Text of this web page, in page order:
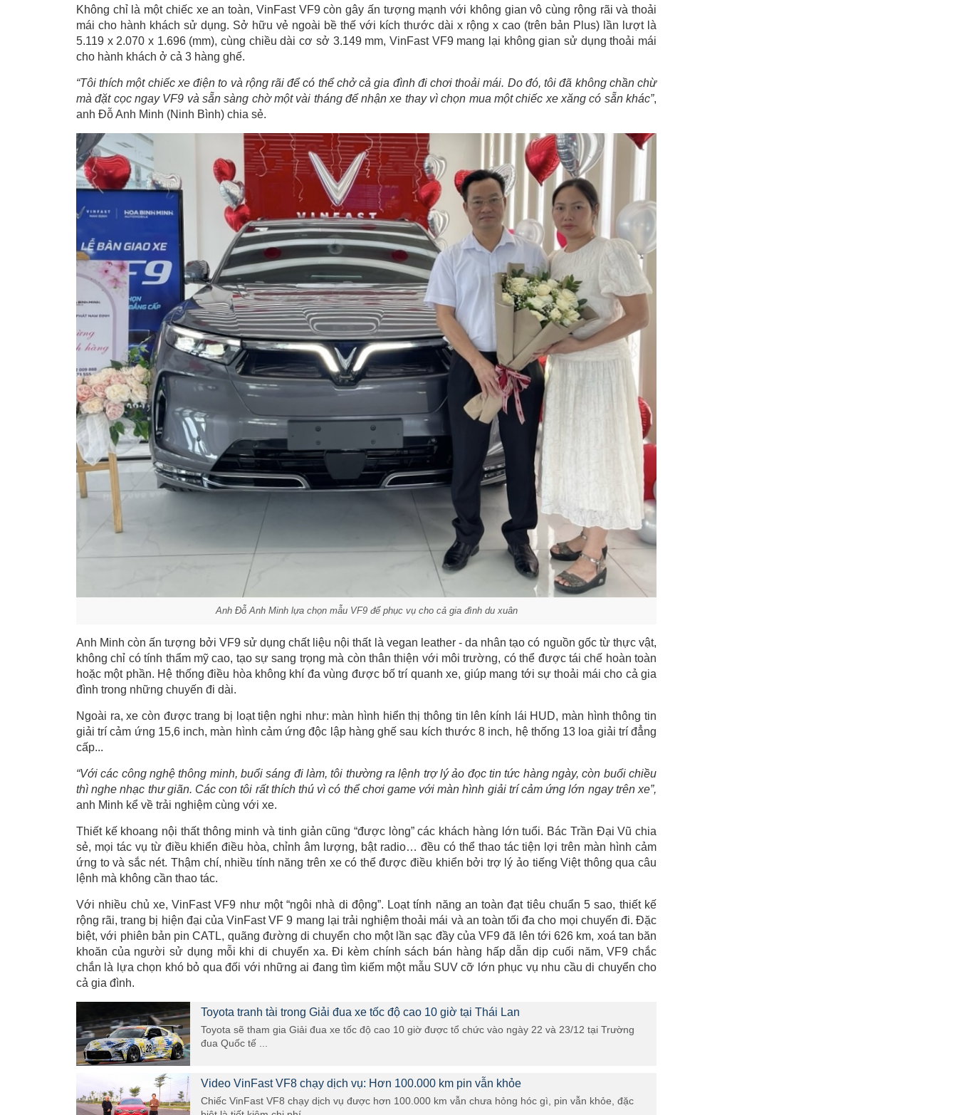
Không chỉ là một chiếc xe an toàn, VinFast VF9 còn gây ấn tượng mạnh với không gian vô cùng rộng rãi và thoải
mái cho hành khách sử dụng. Sở hữu vẻ ngoài bề thế với kích thước dài x rộng x cao (trên bản Plus) lần lượt là
5.119 x 2.070 x 1.696 (mm), cùng chiều dài cơ sở 3.149 mm, VinFast VF9 mang lại không gian sử dụng thoải mái
cho hành khách ở cả 3 hàng ghế.
“Tôi thích một chiếc xe điện to và rộng rãi để có thể chở cả gia đình đi chơi thoải mái. Do đó, tôi đã không chần chừ
mà đặt cọc ngay VF9 và sẵn sàng chờ một vài tháng để nhận xe thay vì chọn mua một chiếc xe xăng có sẵn khác”,
anh Đỗ Anh Minh (Ninh Bình) chia sẻ.
Anh Đỗ Anh Minh lựa chọn mẫu VF9 để phục vụ cho cả gia đình du xuân
Anh Minh còn ấn tượng bởi VF9 sử dụng chất liệu nội thất là vegan leather - da nhân tạo có nguồn gốc từ thực vật,
không chỉ có tính thẩm mỹ cao, tạo sự sang trọng mà còn thân thiện với môi trường, có thể được tái chế hoàn toàn
hoặc một phần. Hệ thống điều hòa không khí đa vùng được bố trí quanh xe, giúp mang tới sự thoải mái cho cả gia
đình trong những chuyến đi dài.
Ngoài ra, xe còn được trang bị loạt tiện nghi như: màn hình hiển thị thông tin lên kính lái HUD, màn hình thông tin
giải trí cảm ứng 15,6 inch, màn hình cảm ứng độc lập hàng ghế sau kích thước 8 inch, hệ thống 13 loa giải trí đẳng
cấp...
“Với các công nghệ thông minh, buổi sáng đi làm, tôi thường ra lệnh trợ lý ảo đọc tin tức hàng ngày, còn buổi chiều
thì nghe nhạc thư giãn. Các con tôi rất thích thú vì có thể chơi game với màn hình giải trí cảm ứng lớn ngay trên xe”,
anh Minh kể về trải nghiệm cùng với xe.
Thiết kế khoang nội thất thông minh và tinh giản cũng “được lòng” các khách hàng lớn tuổi. Bác Trần Đại Vũ chia
sẻ, mọi tác vụ từ điều khiển điều hòa, chỉnh âm lượng, bật radio… đều có thể thao tác tiện lợi trên màn hình cảm
ứng to và sắc nét. Thậm chí, nhiều tính năng trên xe có thể được điều khiển bởi trợ lý ảo tiếng Việt thông qua câu
lệnh mà không cần thao tác.
Với nhiều chủ xe, VinFast VF9 như một “ngôi nhà di động”. Loạt tính năng an toàn đạt tiêu chuẩn 5 sao, thiết kế
rộng rãi, trang bị hiện đại của VinFast VF 9 mang lại trải nghiệm thoải mái và an toàn tối đa cho mọi chuyến đi. Đặc
biệt, với phiên bản pin CATL, quãng đường di chuyển cho một lần sạc đầy của VF9 đã lên tới 626 km, xoá tan băn
khoăn của người sử dụng mỗi khi di chuyển xa. Đi kèm chính sách bán hàng hấp dẫn dịp cuối năm, VF9 chắc
chắn là lựa chọn khó bỏ qua đối với những ai đang tìm kiếm một mẫu SUV cỡ lớn phục vụ nhu cầu di chuyển cho
cả gia đình.
Toyota tranh tài trong Giải đua xe tốc độ cao 10 giờ tại Thái Lan
Toyota sẽ tham gia Giải đua xe tốc độ cao 10 giờ được tổ chức vào ngày 22 và 23/12 tại Trường
đua Quốc tế ...
Video VinFast VF8 chạy dịch vụ: Hơn 100.000 km pin vẫn khỏe
Chiếc VinFast VF8 chạy dịch vụ được hơn 100.000 km vẫn chưa hỏng hóc gì, pin vẫn khỏe, đặc